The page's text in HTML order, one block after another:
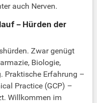
auch Nerven.
– Hürden der
Zwar genügt
Biologie,
Praktische Erfahrung –
Practice (GCP) –
Willkommen im